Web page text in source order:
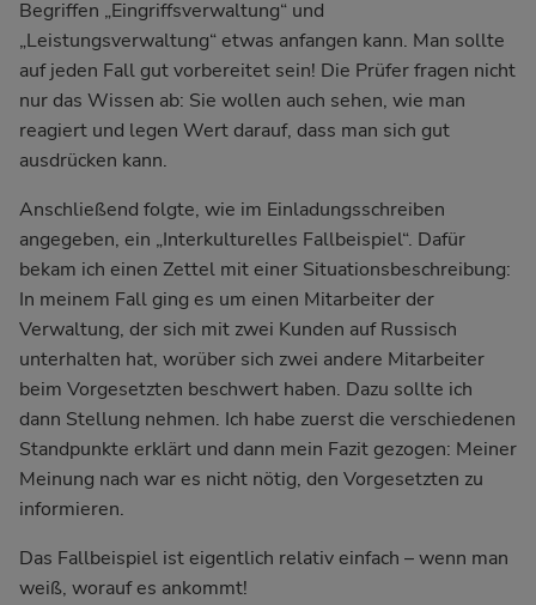
Begriffen „Eingriffsverwaltung“ und
„Leistungsverwaltung“ etwas anfangen kann. Man sollte
auf jeden Fall gut vorbereitet sein! Die Prüfer fragen nicht
nur das Wissen ab: Sie wollen auch sehen, wie man
reagiert und legen Wert darauf, dass man sich gut
ausdrücken kann.
Anschließend folgte, wie im Einladungsschreiben
angegeben, ein „Interkulturelles Fallbeispiel“. Dafür
bekam ich einen Zettel mit einer Situationsbeschreibung:
In meinem Fall ging es um einen Mitarbeiter der
Verwaltung, der sich mit zwei Kunden auf Russisch
unterhalten hat, worüber sich zwei andere Mitarbeiter
beim Vorgesetzten beschwert haben. Dazu sollte ich
dann Stellung nehmen. Ich habe zuerst die verschiedenen
Standpunkte erklärt und dann mein Fazit gezogen: Meiner
Meinung nach war es nicht nötig, den Vorgesetzten zu
informieren.
Das Fallbeispiel ist eigentlich relativ einfach – wenn man
weiß, worauf es ankommt!